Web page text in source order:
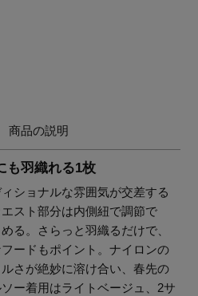
商品の説明
も羽織れる1枚
ショナルな雰囲気が交差する
スト部分は内側紐で調節で
る。さらっと羽織るだけで、
ードもポイント。ナイロンの
さが絶妙に溶け合い、春先の
ー着用はライトベージュ、2サ